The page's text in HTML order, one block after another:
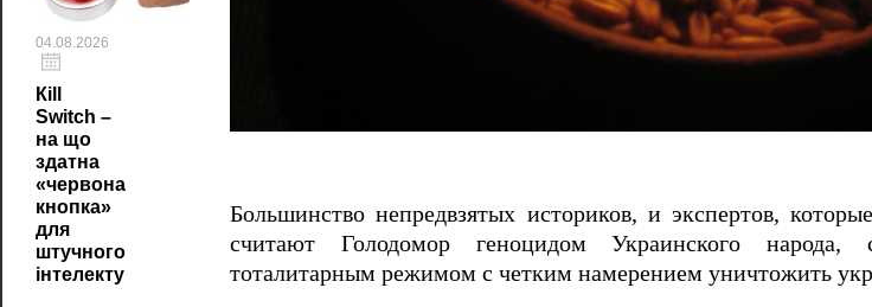
04.08.2026
Кill
Switch –
на що
здатна
«червона
кнопка»
для
штучного
інтелекту
Большинство непредвзятых историков, и экспертов,
считают Голодомор геноцидом Украинского народа,
тоталитарным режимом с четким намерением уничтожить